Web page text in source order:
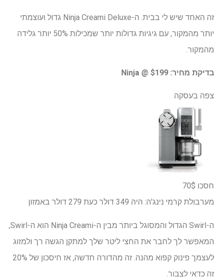
זה האחד שיש לי בבית. ה-Ninja Creami Deluxe גדול ועוצמתי
יותר מהמקור, עם גיגיות גדולות יותר שמכילות 50% יותר גלידה
מהמקור.
בדיקת מחיר: $199 @ Ninja
צפה בעסקה
חסכו 70$
מערבולת קרמי נינג'ה: היה 349 דולר כעת 279 דולר באמזון
ה-Swirl הגדול והמסוגל ביותר מבין ה-Ninja Creami הוא ה-Swirl,
המאפשר לך לחבר את החצי ליטר שלך למתקן הגשה רך ולמזוג
לעצמך פינוק קפוא מהנה. זה מהדורה חדשה, אז חיסכון של 20%
זה כדאי לצבור.